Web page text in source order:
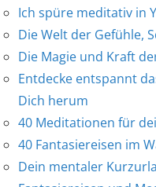
Ich spüre meditativ in
Die Welt der Gefühle,
Die Magie und Kraft
Entdecke entspannt
Dich herum
40 Meditationen für
40 Fantasiereisen im
Dein mentaler